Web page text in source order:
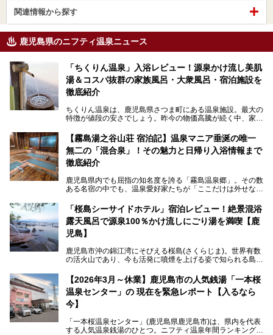
関連情報から探す
鹿児島県のニフティ温泉ニュース
「ちくりん温泉」入浴レビュー！源泉かけ流し美肌
湯＆コスパ抜群の家族風呂・大衆風呂・宿泊施設を
徹底紹介
ちくりん温泉は、鹿児島県さつま町にある温泉施設。最大の
特徴が値段の安さでしょう。昨今の物価高騰が続く中、家族
4,000円～、と驚くべき価格を維持。
さらに、源泉100％かけ流しのツルツル美肌湯を堪能できる
点にも注目すべき。30年以上全国の温泉を巡った筆者の経
験上、穴場中の穴場と言っても決して過言ではありません。
今回は「ちくりん温泉」の家族風呂・大衆風呂・宿泊施設に
ついて、徹底レビューします！
【霧島湯之谷山荘 宿泊記】温泉マニア垂涎の唯一
無二の「混合泉」！その魅力と日帰り入浴情報まで
徹底紹介
鹿児島県内でも屈指の知名度を誇る「霧島温泉郷」。その数
ある名宿の中でも、温泉愛好家たちが「ここだけは外せな
山荘）」です。
最大の魅力は、ここでしか体験できない絶妙なバランスの
「自噴混合泉」。今回は、その極上の湯を心ゆくまで堪能す
べく宿泊し、実際に感じたお湯のちからと宿の魅力を詳しく
レポートします。
また、気軽に立ち寄りたい方のための「日帰り入浴情報」も
併せて解説。温泉マニアをも唸らせる“生きたお湯”の正体に
迫ります。
「桜島シーサイドホテル」宿泊レビュー！絶景混浴
露天風呂で源泉100％かけ流しにごり湯を満喫【鹿
児島】
鹿児島市沖の錦江湾にそびえる桜島(さくらじま)。世界有数
の活火山であり、今も活発に噴煙を上げる姿で知られる島で
ートホテル。最大の魅力が、錦江湾に面した絶景混浴露天風
呂でしょう。源泉100％かけ流しのにごり湯は、多くの温泉
ファンを魅了する存在です。
今回筆者自ら宿泊。桜島シーサイドホテルの“温泉”はじめ、
食事やアクセスなど詳細レビューします。
【2026年3月～休業】鹿児島市の人気銭湯「一本桜
温泉センター」の 現在を緊急レポート【入るなら
今】
「一本桜温泉センター」(鹿児島県鹿児島市)は、県内を代表
する人気温泉銭湯のひとつ。ニフティ温泉年間ランキング2